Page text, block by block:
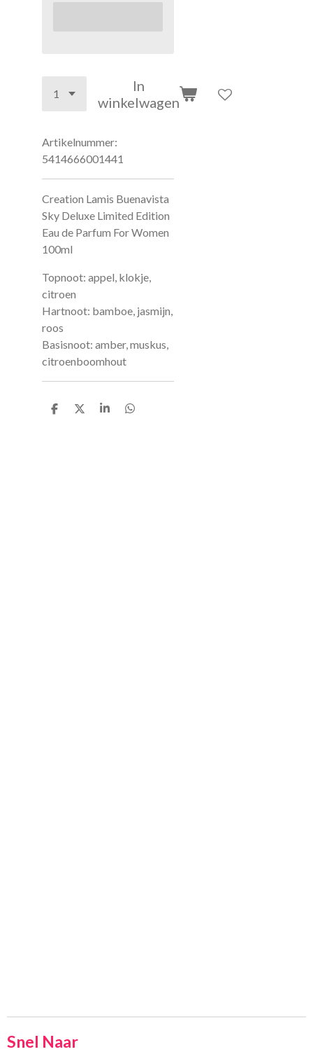
In
winkelwagen
Artikelnummer:
5414666001441
Creation Lamis Buenavista
Sky Deluxe Limited Edition
Eau de Parfum For Women
100ml
Topnoot: appel, klokje,
citroen
Hartnoot: bamboe, jasmijn,
roos
Basisnoot: amber, muskus,
citroenboomhout
D
D
S
D
Snel Naar